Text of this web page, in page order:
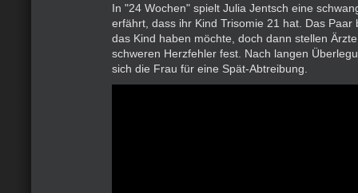
In "24 Wochen" spielt Julia Jentsch eine
erfährt, dass ihr Kind Trisomie 21 hat. Das Paar
das Kind haben möchte, doch dann stellen
schweren Herzfehler fest. Nach langen
sich die Frau für eine Spät-Abtreibung.